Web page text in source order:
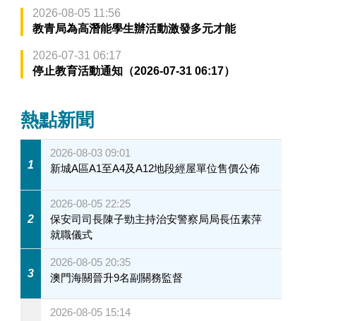
2026-08-05 11:56
教青局為高潛能學生辦活動激發多元才能
2026-07-31 06:17
停止教育活動通知（2026-07-31 06:17）
熱點新聞
1
2026-08-03 09:01
新城A區A1至A4及A12地段經屋單位售價公佈
2
2026-08-05 22:25
保安司司長陳子勁主持治安警察局局長伍素萍
就職儀式
3
2026-08-05 20:35
澳門海關晉升9名副關務監督
2026-08-05 15:14